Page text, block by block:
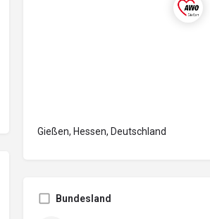
Gießen, Hessen, Deutschland
Bundesland